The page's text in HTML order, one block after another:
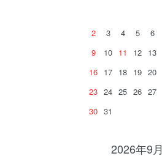
2
3 4 5 6
9
10 11 12 13
16 17 18 19 20
23 24 25 26 27
30 31
2026年9月